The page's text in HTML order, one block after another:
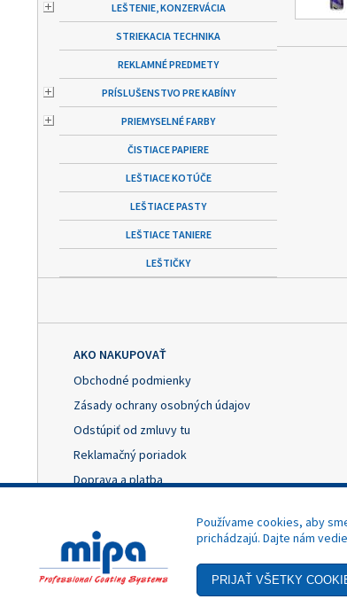
LEŠTENIE, KONZERVÁCIA
STRIEKACIA TECHNIKA
REKLAMNÉ PREDMETY
PRÍSLUŠENSTVO PRE KABÍNY
PRIEMYSELNÉ FARBY
ČISTIACE PAPIERE
LEŠTIACE KOTÚČE
LEŠTIACE PASTY
LEŠTIACE TANIERE
LEŠTIČKY
AKO NAKUPOVAŤ
Obchodné podmienky
Zásady ochrany osobných údajov
Odstúpiť od zmluvy tu
Reklamačný poriadok
Doprava a platba
Nastavenie cookies
- Akciová cena
Copyright © 2025 MIPA Autolack, s.r.o.
Používame cookies, aby
prichádzajú. Dajte nám